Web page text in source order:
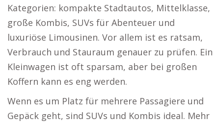
Kategorien: kompakte Stadtautos, Mittelklasse,
große Kombis, SUVs für Abenteuer und
luxuriöse Limousinen. Vor allem ist es ratsam,
Verbrauch und Stauraum genauer zu prüfen. Ein
Kleinwagen ist oft sparsam, aber bei großen
Koffern kann es eng werden.
Wenn es um Platz für mehrere Passagiere und
Gepäck geht, sind SUVs und Kombis ideal. Mehr